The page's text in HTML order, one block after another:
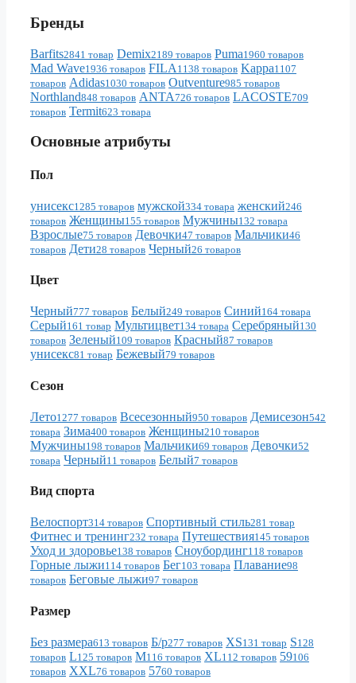
Бренды
Barfits2841 товар Demix2189 товаров Puma1960 товаров
Mad Wave1936 товаров FILA 1138 товаров Kappa1107
товаров Adidas1030 товаров Outventure985 товаров
Northland848 товаров ANTA726 товаров LACOSTE709
товаров Termit623 товара
Основные атрибуты
Пол
унисекс1285 товаров мужской334 товара женский246
товаров Женщины155 товаров Мужчины132 товара
Взрослые75 товаров Девочки47 товаров Мальчики46
товаров Дети28 товаров Черный26 товаров
Цвет
Черный777 товаров Белый249 товаров Синий164 товара
Серый161 товар Мультицвет134 товара Серебряный130
товаров Зеленый109 товаров Красный87 товаров
унисекс81 товар Бежевый79 товаров
Сезон
Лето1277 товаров Всесезонный950 товаров Демисезон542
товара Зима400 товаров Женщины210 товаров
Мужчины198 товаров Мальчики69 товаров Девочки52
товара Черный11 товаров Белый7 товаров
Вид спорта
Велоспорт314 товаров Спортивный стиль281 товар
Фитнес и тренинг232 товара Путешествия145 товаров
Уход и здоровье138 товаров Сноубординг118 товаров
Горные лыжи114 товаров Бег103 товара Плавание98
товаров Беговые лыжи97 товаров
Размер
Без размера613 товаров Б/р277 товаров XS131 товар S128
товаров L125 товаров M116 товаров XL112 товаров 59106
товаров XXL76 товаров 5760 товаров